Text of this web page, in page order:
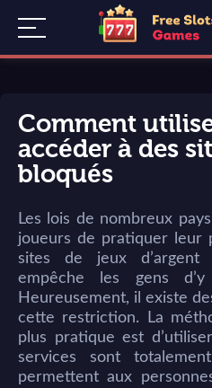
Comment
accéder à des
bloqués
Les lois de nombreux
joueurs de pratiquer leur
sites de jeux
empêche les gens d’y
Heureusement, il existe
cette restriction. La
plus pratique est
services sont
permettent aux